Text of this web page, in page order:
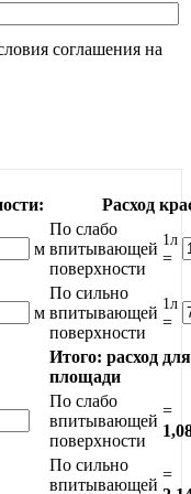
соглашения на
Расход
м
По слабо
впитывающей
поверхности
1л
=
м
По сильно
впитывающей
поверхности
1л
=
Итого: расход
площади
По слабо
впитывающей
поверхности
=
По сильно
впитывающей
=